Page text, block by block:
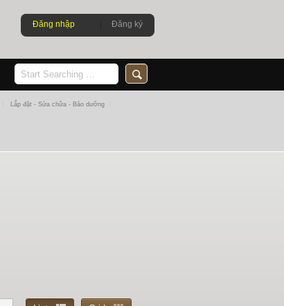
Đăng nhập Đăng ký
Lắp đặt - Sửa chữa - Bảo dưỡng